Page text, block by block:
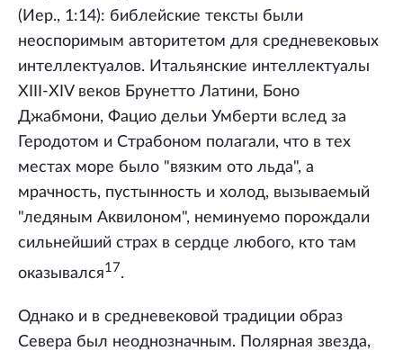
(Иер., 1:14): библейские тексты были
неоспоримым авторитетом для средневековых
интеллектуалов. Итальянские интеллектуалы
XIII-XIV веков Брунетто Латини, Боно
Джабмони, Фацио дельи Умберти вслед за
Геродотом и Страбоном полагали, что в тех
местах море было "вязким ото льда", а
мрачность, пустынность и холод, вызываемый
"ледяным Аквилоном", неминуемо порождали
сильнейший страх в сердце любого, кто там
оказывался17.
Однако и в средневековой традиции образ
Севера был неоднозначным. Полярная звезда,